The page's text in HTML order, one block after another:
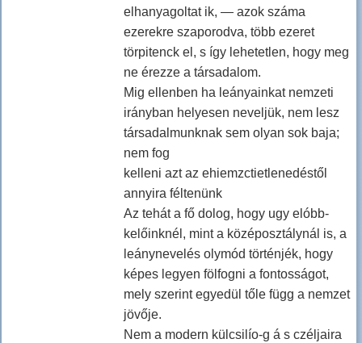
elhanyagoltat ik, — azok száma
ezerekre szaporodva, több ezeret
törpitenck el, s így lehetetlen, hogy meg
ne érezze a társadalom.
Mig ellenben ha leányainkat nemzeti
irányban helyesen neveljük, nem lesz
társadalmunknak sem olyan sok baja;
nem fog
kelleni azt az ehiemzctietlenedéstől
annyira féltenünk
Az tehát a fő dolog, hogy ugy elóbb-
kelőinknél, mint a középosztálynál is, a
leánynevelés olymód történjék, hogy
képes legyen fölfogni a fontosságot,
mely szerint egyedül tőle függ a nemzet
jövője.
Nem a modern külcsilío-g á s czéljaira